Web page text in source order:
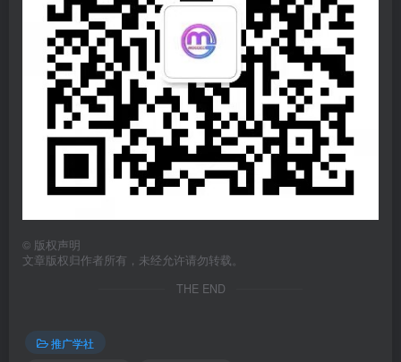
© 版权声明
文章版权归作者所有，未经允许请勿转载。
THE END
推广学社